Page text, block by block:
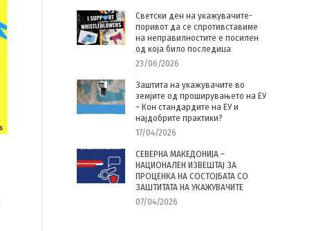
Светски ден на укажувачите-
поривот да се спротивставиме
на неправилностите е посилен
од која било последица
23/06/2026
Заштита на укажувачите во
земјите од проширувањето на ЕУ
– Кон стандардите на ЕУ и
најдобрите практики?
17/04/2026
СЕВЕРНА МАКЕДОНИЈА –
НАЦИОНАЛЕН ИЗВЕШТАЈ ЗА
ПРОЦЕНКА НА СОСТОЈБАТА СО
ЗАШТИТАТА НА УКАЖУВАЧИТЕ
07/04/2026